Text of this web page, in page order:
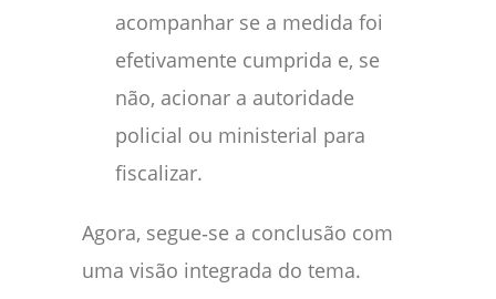
acompanhar se a medida foi
efetivamente cumprida e, se
não, acionar a autoridade
policial ou ministerial para
fiscalizar.
Agora, segue‑se a conclusão com
uma visão integrada do tema.